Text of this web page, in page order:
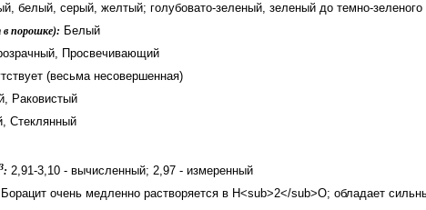
белый, серый, желтый; голубовато-зеленый, зеленый до темно-
порошке): Белый
Просвечивающий
(весьма несовершенная)
Раковистый
Стеклянный
3: 2,91-3,10 - вычисленный; 2,97 - измеренный
Борацит очень медленно растворяется в H<sub>2</sub>O; обладает